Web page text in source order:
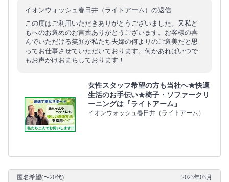
イオンウォッシュ春日井（ライトアーム）の返信
この度はご利用いただきありがとうございました。又私ど
もへのお褒めのお言葉ありがとうございます。お客様の喜
んでいただける笑顔が私たち夫婦の何よりのご褒美だと思
ってお仕事させていただいております。何かあればいつで
もお声がけおまちしております！
女性スタッフ希望の方も当社へ★快適
生活のお手伝い★椅子・ソファークリ
ーニングは『ライトアーム』
イオンウォッシュ春日井（ライトアーム）
匿名希望(〜20代) 2023年03月